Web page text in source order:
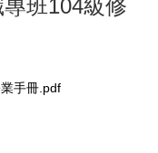
班104級修
手冊.pdf